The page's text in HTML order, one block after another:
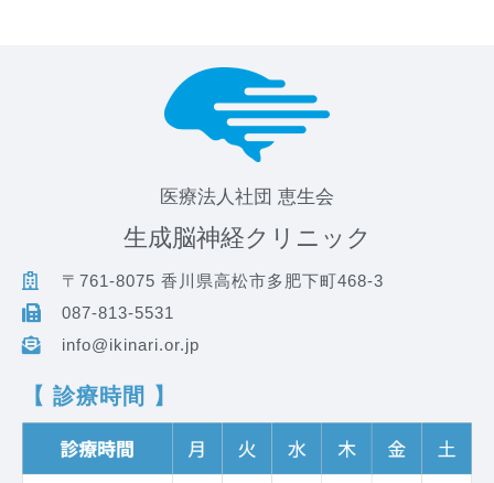
医療法人社団 恵生会
生成脳神経クリニック
〒761-8075 香川県高松市多肥下町468-3
087-813-5531
info@ikinari.or.jp
【 診療時間 】